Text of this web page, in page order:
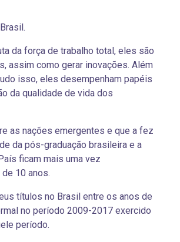
da força de trabalho total, eles são
assim como gerar inovações. Além
isso, eles desempenham papéis
da qualidade de vida dos
as nações emergentes e que a fez
da pós-graduação brasileira e a
ficam mais uma vez
10 anos.
títulos no Brasil entre os anos de
no período 2009-2017 exercido
período.